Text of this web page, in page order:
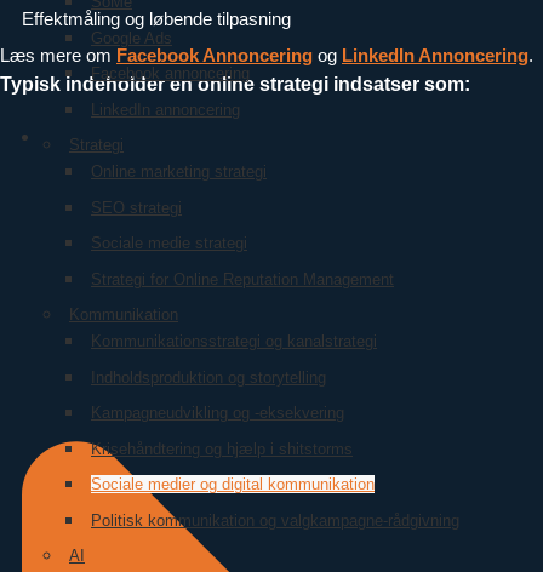
Google Ads
Facebook annoncering
LinkedIn annoncering
Strategi
Online marketing strategi
SEO strategi
Sociale medie strategi
Strategi for Online Reputation Management
Kommunikation
Kommunikationsstrategi og kanalstrategi
Indholdsproduktion og storytelling
Kampagneudvikling og -eksekvering
Krisehåndtering og hjælp i shitstorms
Sociale medier og digital kommunikation
Politisk kommunikation og valgkampagne-rådgivning
AI
Effektmåling og løbende tilpasning
Læs mere om Facebook Annoncering og LinkedIn Annoncering.
Typisk indeholder en online strategi indsatser som: